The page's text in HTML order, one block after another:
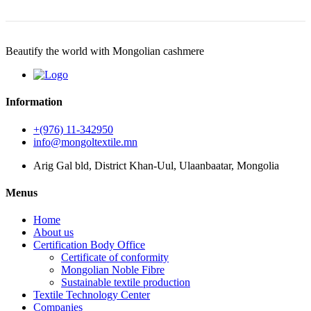
Beautify the world with Mongolian cashmere
Information
+(976) 11-342950
info@mongoltextile.mn
Arig Gal bld, District Khan-Uul, Ulaanbaatar, Mongolia
Menus
Home
About us
Certification Body Office
Certificate of conformity
Mongolian Noble Fibre
Sustainable textile production
Textile Technology Center
Companies